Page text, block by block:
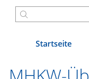
Startseite